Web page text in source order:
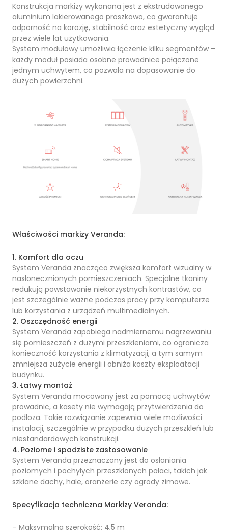
Konstrukcja markizy wykonana jest z ekstrudowanego
aluminium lakierowanego proszkowo, co gwarantuje
odporność na korozję, stabilność oraz estetyczny wygląd
przez wiele lat użytkowania.
System modułowy umożliwia łączenie kilku segmentów –
każdy moduł posiada osobne prowadnice połączone
jednym uchwytem, co pozwala na dopasowanie do
dużych powierzchni.
Właściwości markizy Veranda:
1. Komfort dla oczu
System Veranda znacząco zwiększa komfort wizualny w
nasłonecznionych pomieszczeniach. Specjalne tkaniny
redukują powstawanie niekorzystnych kontrastów, co
jest szczególnie ważne podczas pracy przy komputerze
lub korzystania z urządzeń multimedialnych.
2. Oszczędność energii
System Veranda zapobiega nadmiernemu nagrzewaniu
się pomieszczeń z dużymi przeszkleniami, co ogranicza
konieczność korzystania z klimatyzacji, a tym samym
zmniejsza zużycie energii i obniża koszty eksploatacji
budynku.
3. Łatwy montaż
System Veranda mocowany jest za pomocą uchwytów
prowadnic, a kasety nie wymagają przytwierdzenia do
podłoża. Takie rozwiązanie zapewnia wiele możliwości
instalacji, szczególnie w przypadku dużych przeszkleń lub
niestandardowych konstrukcji.
4. Poziome i spadziste zastosowanie
System Veranda przeznaczony jest do osłaniania
poziomych i pochyłych przeszklonych połaci, takich jak
szklane dachy, hale, oranżerie czy ogrody zimowe.
Specyfikacja techniczna Markizy Veranda:
– Maksymalna szerokość: 4,5 m